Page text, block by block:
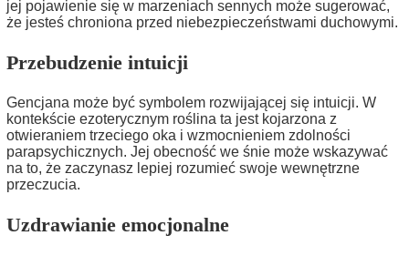
jej pojawienie się w marzeniach sennych może sugerować,
że jesteś chroniona przed niebezpieczeństwami duchowymi.
Przebudzenie intuicji
Gencjana może być symbolem rozwijającej się intuicji. W
kontekście ezoterycznym roślina ta jest kojarzona z
otwieraniem trzeciego oka i wzmocnieniem zdolności
parapsychicznych. Jej obecność we śnie może wskazywać
na to, że zaczynasz lepiej rozumieć swoje wewnętrzne
przeczucia.
Uzdrawianie emocjonalne